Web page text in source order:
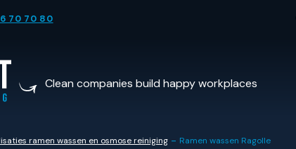
70 70 80
Clean companies build happy workplaces
ramen wassen en osmose reiniging - Ramen wassen Ragolle